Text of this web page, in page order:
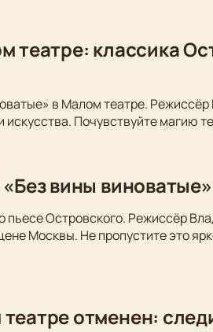
театре: классика
в Малом театре.
Почувствуйте магию
вины
Островского. Режиссёр
Москвы. Не пропустите это
отменен: